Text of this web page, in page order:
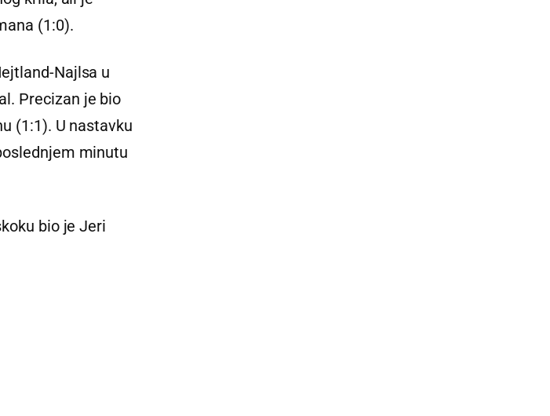
(1:0).
Najlsa u
Precizan je bio
(1:1). U nastavku
minutu
bio je Jeri